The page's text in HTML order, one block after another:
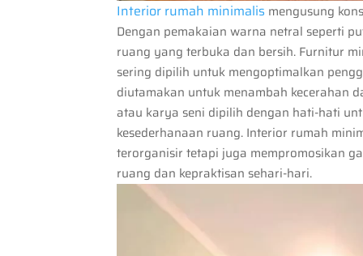
Interior rumah minimalis mengusung
Dengan pemakaian warna netral seperti
ruang yang terbuka dan bersih. Furnitur
sering dipilih untuk mengoptimalkan
diutamakan untuk menambah kecerahan
atau karya seni dipilih dengan hati-hati
kesederhanaan ruang. Interior rumah
terorganisir tetapi juga mempromosikan
ruang dan kepraktisan sehari-hari.